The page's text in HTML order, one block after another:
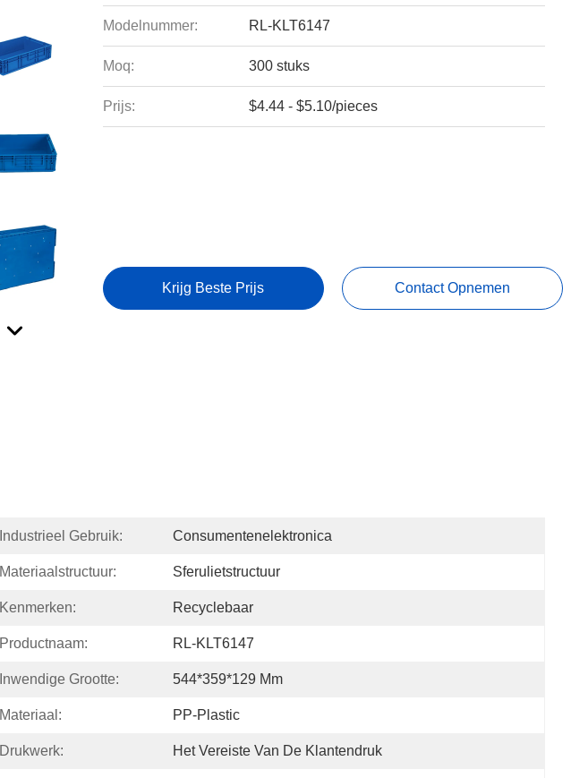
Modelnummer: RL-KLT6147
Moq: 300 stuks
Prijs: $4.44 - $5.10/pieces
Krijg Beste Prijs Contact Opnemen
Industrieel Gebruik: Consumentenelektronica
Materiaalstructuur: Sferulietstructuur
Kenmerken: Recyclebaar
Productnaam: RL-KLT6147
Inwendige Grootte: 544*359*129 Mm
Materiaal: PP-Plastic
Drukwerk: Het Vereiste Van De Klantendruk